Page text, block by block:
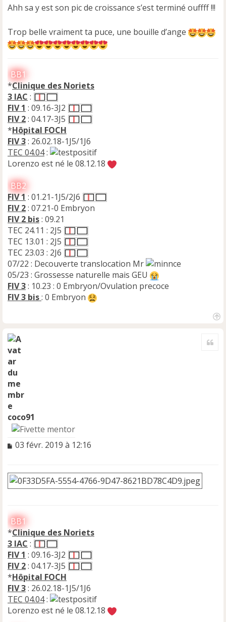
a
e
n
o
l
u
Ahh sa y est son pic de croissance s’est terminé ouffff !!!
Trop belle vraiment ta puce, une bouille d’ange
BB1
*Clinique des Noriets
3 IAC :
FIV 1 : 09.16-3J2
FIV 2: 04.17-3J5
*Hôpital FOCH
FIV 3: 26.02.18-1J5/1J6
TEC 04.04:
Lorenzo est né le 08.12.18
BB2
FIV 1 : 01.21-1J5/2J6
FIV 2: 07.21-0 Embryon
FIV 2 bis: 09.21
TEC 24.11 : 2J5
TEC 13.01 : 2J5
TEC 23.03 : 2J6
07/22 : Decouverte translocation Mr
05/23 : Grossesse naturelle mais GEU
FIV 3: 10.23 : 0 Embryon/Ovulation precoce
FIV 3 bis: 0 Embryon
coco91
M
s
a
g
n
o
n
u
03 févr. 2019 à 12:16
BB1
*Clinique des Noriets
3 IAC :
FIV 1 : 09.16-3J2
FIV 2: 04.17-3J5
*Hôpital FOCH
FIV 3: 26.02.18-1J5/1J6
TEC 04.04:
Lorenzo est né le 08.12.18